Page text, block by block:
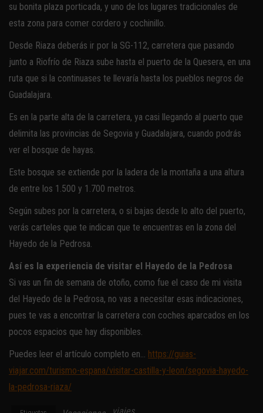
su bonita plaza porticada, y uno de los lugares tradicionales de
esta zona para comer cordero y cochinillo.
Desde Riaza deberás ir por la SG-112, carretera que pasando
junto a Riofrío de Riaza sube hasta el puerto de la Quesera, en una
ruta que si la continuases te llevaría hasta los pueblos negros de
Guadalajara.
Es en la parte alta de la carretera, ya casi llegando al puerto que
delimita las provincias de Segovia y Guadalajara, cuando podrás
ver el bosque de hayas.
Este bosque se extiende por la ladera de la montaña a una altura
de entre los 1.500 y 1.700 metros.
Según subes por la carretera, o si bajas desde lo alto del puerto,
verás carteles que te indican que te encuentras en la zona del
Hayedo de la Pedrosa.
Así es la experiencia de visitar el Hayedo de la Pedrosa
Si vas un fin de semana de otoño, como fue el caso de mi visita
del Hayedo de la Pedrosa, no vas a necesitar esas indicaciones,
pues te vas a encontrar la carretera con coches aparcados en los
pocos espacios que hay disponibles.
Puedes leer el artículo completo en… https://guias-
viajar.com/turismo-espana/visitar-castilla-y-leon/segovia-hayedo-
la-pedrosa-riaza/
viajes